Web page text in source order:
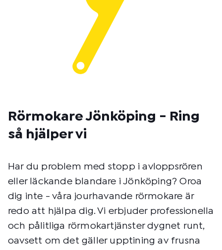
Rörmokare Jönköping - Ring
så hjälper vi
Har du problem med stopp i avloppsrören
eller läckande blandare i Jönköping? Oroa
dig inte - våra jourhavande rörmokare är
redo att hjälpa dig. Vi erbjuder professionella
och pålitliga rörmokartjänster dygnet runt,
oavsett om det gäller upptining av frusna